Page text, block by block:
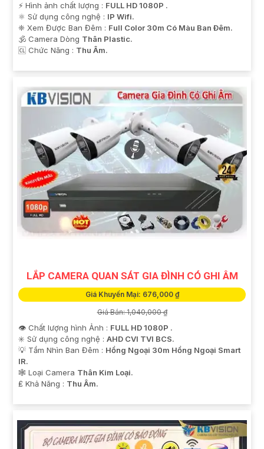
️⚡ Hình ảnh chất lượng : FULL HD 1080P .
⚛️ Sử dụng công nghệ : IP Wifi.
❈ Xem Được Ban Đêm : Full Color 30m Có Màu Ban Ðêm.
🕉️ Camera Dòng Thân Plastic.
️🆑 Chức Năng : Thu Âm.
LẮP CAMERA QUAN SÁT GIA ĐÌNH CÓ GHI ÂM
Giá Khuyến Mại: 676,000 ₫
Giá Bán: 1,040,000 ₫
👁 Chất lượng hình Ảnh : FULL HD 1080P .
✳️ Sử dụng công nghệ : AHD CVI TVI BCS.
💡 Tầm Nhìn Ban Đêm : Hồng Ngoại 30m Hồng Ngoại Smart
IR.
🕸️ Loại Camera Thân Kim Loại.
️₤ Khả Năng : Thu Âm.